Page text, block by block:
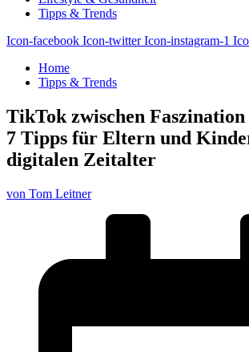
Tipps & Trends
Icon-facebook Icon-twitter Icon-instagram-1
Home
Tipps & Trends
TikTok zwischen
7 Tipps für Eltern und
digitalen Zeitalter
von Tom Leitner